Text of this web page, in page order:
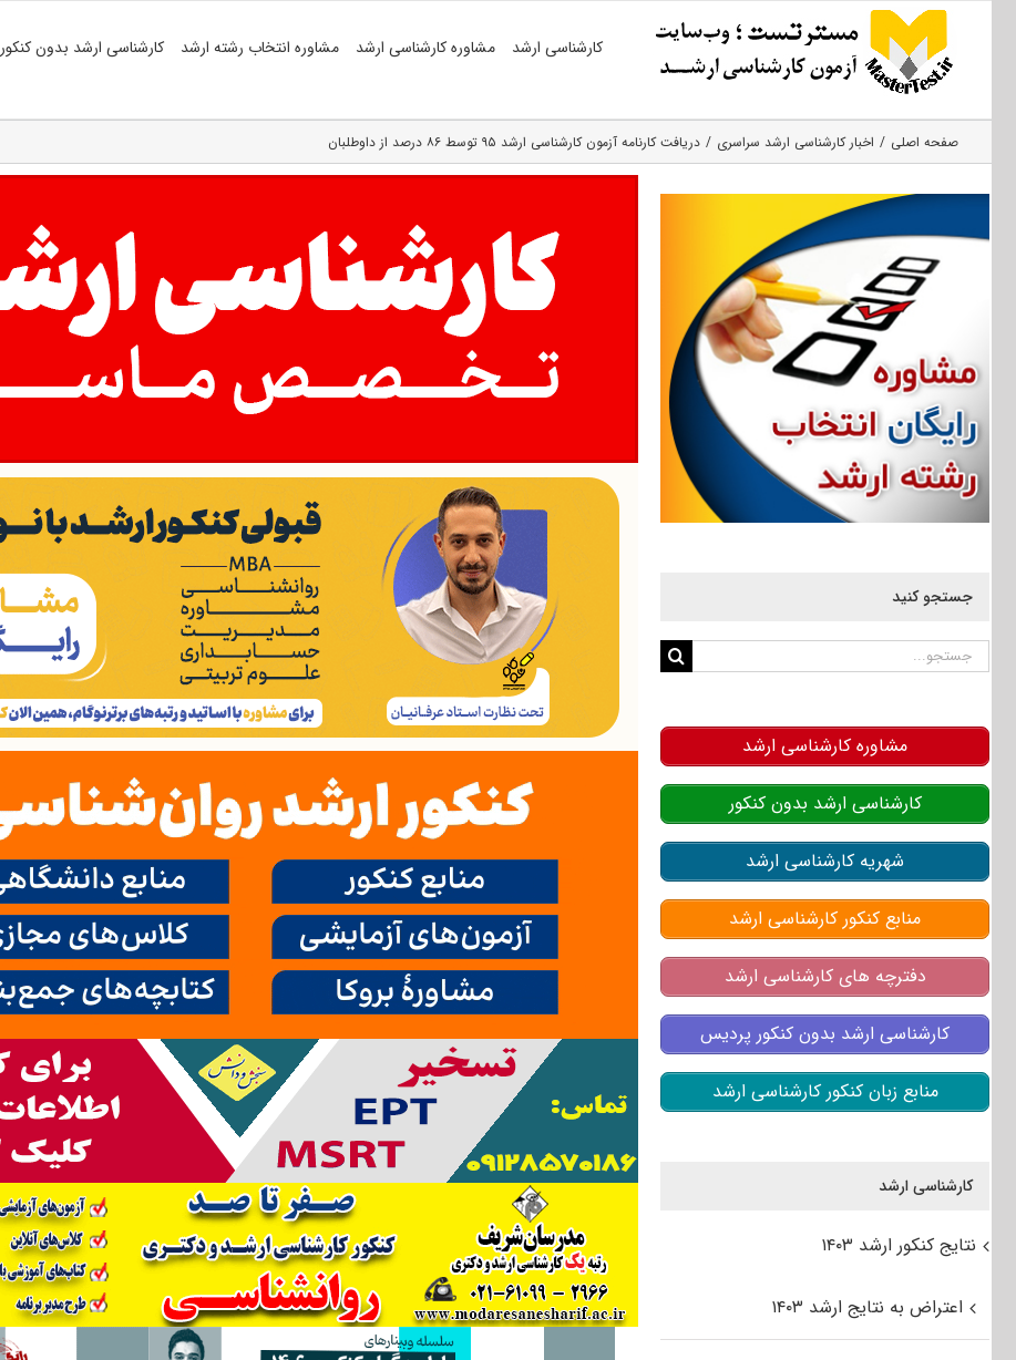
کارشناسی ارشد مشاوره کارشناسی ارشد مشاوره انتخاب رشته ارشد کارشناسی ارشد بدون کنکور
صفحه اصلی اخبار کارشناسی ارشد سراسری دریافت کارنامه آزمون کارشناسی ارشد ۹۵ توسط ۸۶ درصد از داوطلبان
جستجو کنید
جستجو
مشاوره کارشناسی ارشد
کارشناسی ارشد بدون کنکور
شهریه کارشناسی ارشد
منابع کنکور کارشناسی ارشد
دفترچه های کارشناسی ارشد
کارشناسی ارشد بدون کنکور پردیس
منابع زبان کنکور کارشناسی ارشد
کارشناسی ارشد
نتایج کنکور ارشد ۱۴۰۳
اعتراض به نتایج ارشد ۱۴۰۳